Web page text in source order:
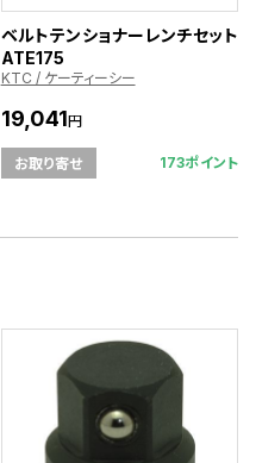
ベルトテンショナーレンチセット
ATE175
KTC / ケーティーシー
19,041円
お取り寄せ 173ポイント